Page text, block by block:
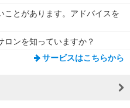
ことがあります。アドバイスを
ロンを知っていますか？
サービスはこちらから